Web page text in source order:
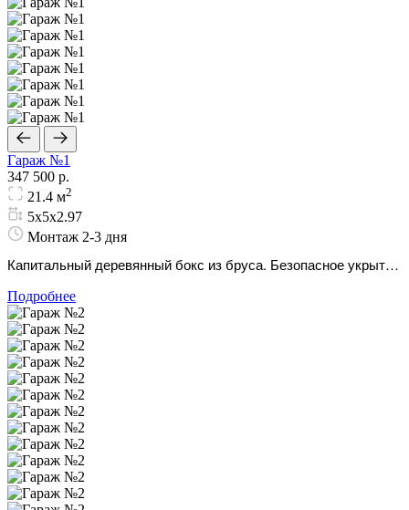
Гараж №1
347 500 р.
21.4 м2
5х5х2.97
Монтаж 2-3 дня
Капитальный деревянный бокс из бруса. Безопасное укрытие
загородных участков.
Подробнее